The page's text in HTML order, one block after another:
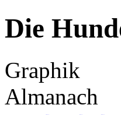
Die
Graphik
Almanach